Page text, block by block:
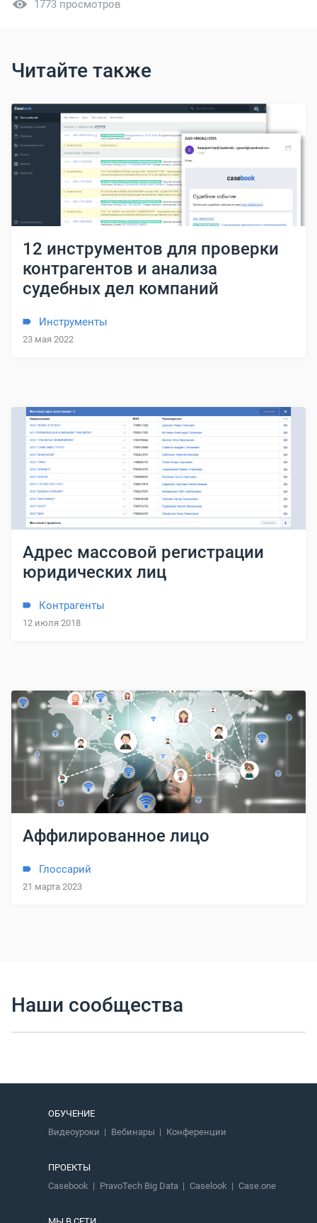
1773 просмотров
Читайте также
12 инструментов для проверки
контрагентов и анализа
судебных дел компаний
Инструменты
23 мая 2022
Адрес массовой регистрации
юридических лиц
Контрагенты
12 июля 2018
Аффилированное лицо
Глоссарий
21 марта 2023
Наши сообщества
ОБУЧЕНИЕ
Видеоуроки
Вебинары Конференции
ПРОЕКТЫ
Casebook
PravoTech Big Data Caselook Case.one